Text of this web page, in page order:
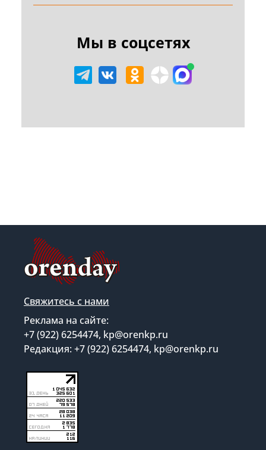
Мы в соцсетях
Свяжитесь с нами
Реклама на сайте:
+7 (922) 6254474, kp@orenkp.ru
Редакция: +7 (922) 6254474, kp@orenkp.ru